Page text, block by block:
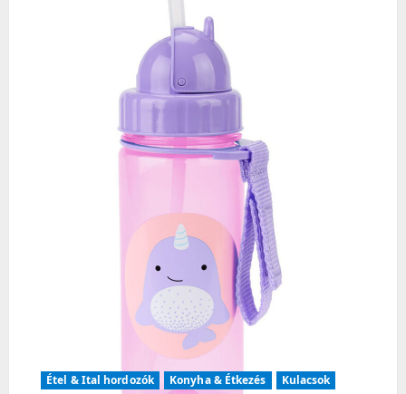
Étel & Ital hordozók Konyha & Étkezés
Kulacsok